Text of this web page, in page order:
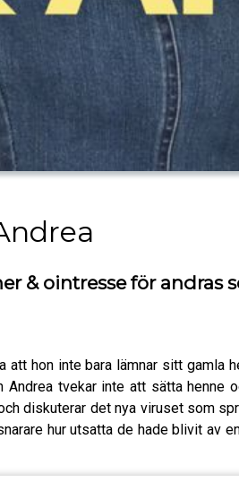
& ointresse för andras
att hon inte bara lämnar sitt gamla
tvekar inte att sätta henne
diskuterar det nya viruset som
hur utsatta de hade blivit av